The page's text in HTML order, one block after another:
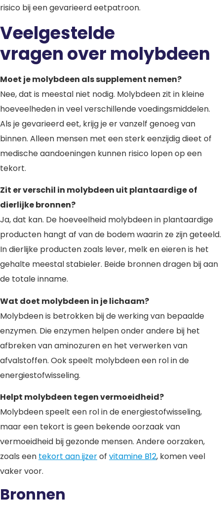
risico bij een gevarieerd eetpatroon.
Veelgestelde
vragen over molybdeen
Moet je molybdeen als supplement nemen?
Nee, dat is meestal niet nodig. Molybdeen zit in kleine
hoeveelheden in veel verschillende voedingsmiddelen.
Als je gevarieerd eet, krijg je er vanzelf genoeg van
binnen. Alleen mensen met een sterk eenzijdig dieet of
medische aandoeningen kunnen risico lopen op een
tekort.
Zit er verschil in molybdeen uit plantaardige of
dierlijke bronnen?
Ja, dat kan. De hoeveelheid molybdeen in plantaardige
producten hangt af van de bodem waarin ze zijn geteeld.
In dierlijke producten zoals lever, melk en eieren is het
gehalte meestal stabieler. Beide bronnen dragen bij aan
de totale inname.
Wat doet molybdeen in je lichaam?
Molybdeen is betrokken bij de werking van bepaalde
enzymen. Die enzymen helpen onder andere bij het
afbreken van aminozuren en het verwerken van
afvalstoffen. Ook speelt molybdeen een rol in de
energiestofwisseling.
Helpt molybdeen tegen vermoeidheid?
Molybdeen speelt een rol in de energiestofwisseling,
maar een tekort is geen bekende oorzaak van
vermoeidheid bij gezonde mensen. Andere oorzaken,
zoals een tekort aan ijzerof vitamine B12, komen veel
vaker voor.
Bronnen